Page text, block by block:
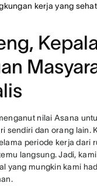
kerja yang
nilai Asana
sendiri dan orang lain.
periode kerja dari
langsung. Jadi,
yang mungkin kami